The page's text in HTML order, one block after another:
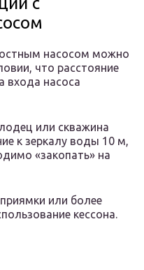
насосом можно
что расстояние
входа насоса
или скважина
к зеркалу воды 10 м,
«закопать» на
или более
кессона.